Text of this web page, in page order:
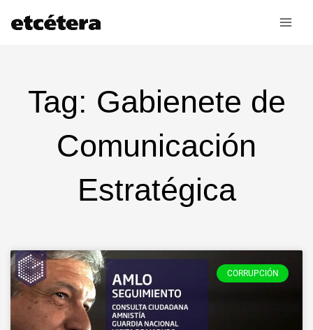
Tag: Gabienete de
Comunicación
Estratégica
CORRUPCIÓN